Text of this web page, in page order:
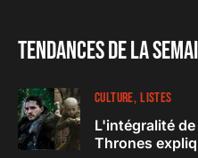
Tendances de la
CULTURE LISTES
L'intégralité
Thrones